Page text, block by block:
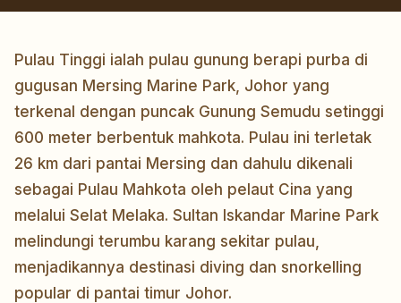
Pulau Tinggi ialah pulau gunung berapi purba di
gugusan Mersing Marine Park, Johor yang
terkenal dengan puncak Gunung Semudu setinggi
600 meter berbentuk mahkota. Pulau ini terletak
26 km dari pantai Mersing dan dahulu dikenali
sebagai Pulau Mahkota oleh pelaut Cina yang
melalui Selat Melaka. Sultan Iskandar Marine Park
melindungi terumbu karang sekitar pulau,
menjadikannya destinasi diving dan snorkelling
popular di pantai timur Johor.